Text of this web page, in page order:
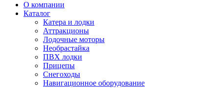
О компании
Каталог
Катера и лодки
Аттракционы
Лодочные моторы
Необрастайка
ПВХ лодки
Прицепы
Снегоходы
Навигационное оборудование